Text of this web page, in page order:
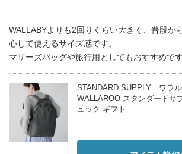
WALLABYよりも2回りくらい大きく、普段か
心して使えるサイズ感です。
マザーズバッグや旅行用としてもおすすめです
STANDARD SUPPLY｜ワラ
WALLAROO スタンダードサ
ュック ギフト